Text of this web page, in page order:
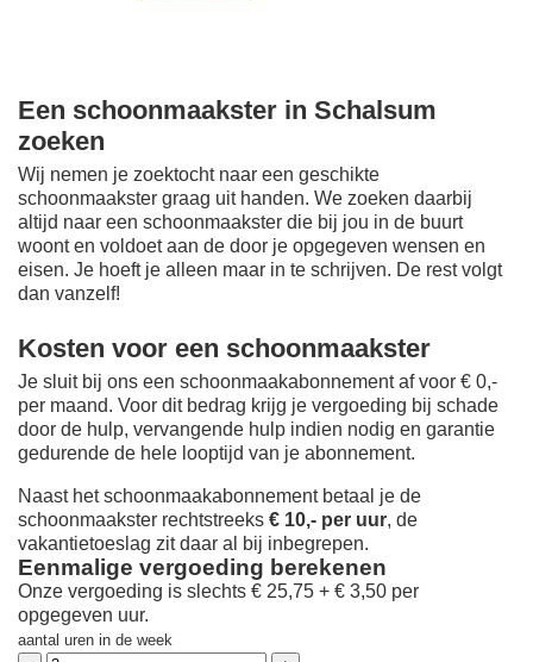
Een schoonmaakster in Schalsum
zoeken
Wij nemen je zoektocht naar een geschikte
schoonmaakster graag uit handen. We zoeken daarbij
altijd naar een schoonmaakster die bij jou in de buurt
woont en voldoet aan de door je opgegeven wensen en
eisen. Je hoeft je alleen maar in te schrijven. De rest volgt
dan vanzelf!
Kosten voor een schoonmaakster
Je sluit bij ons een schoonmaakabonnement af voor € 0,-
per maand. Voor dit bedrag krijg je vergoeding bij schade
door de hulp, vervangende hulp indien nodig en garantie
gedurende de hele looptijd van je abonnement.
Naast het schoonmaakabonnement betaal je de
schoonmaakster rechtstreeks € 10,- per uur, de
vakantietoeslag zit daar al bij inbegrepen.
Eenmalige vergoeding berekenen
Onze vergoeding is slechts € 25,75 + € 3,50 per
opgegeven uur.
aantal uren in de week